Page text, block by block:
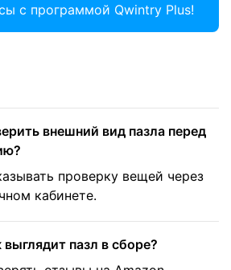
с программой Qwintry Plus!
внешний вид пазла перед
проверку вещей через
кабинете.
пазл в сборе?